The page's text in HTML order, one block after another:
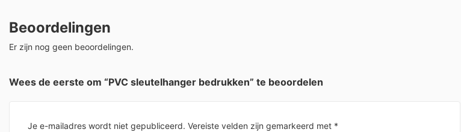
Beoordelingen
Er zijn nog geen beoordelingen.
Wees de eerste om “PVC sleutelhanger bedrukken” te beoordelen
Je e-mailadres wordt niet gepubliceerd. Vereiste velden zijn gemarkeerd met *